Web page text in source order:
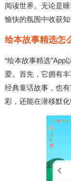
阅读世界。无论是
愉快的氛围中收获知
绘本故事精选怎
“绘本故事精选”App
爱。首先，它拥有
经典童话故事，也
彩，还能在潜移默